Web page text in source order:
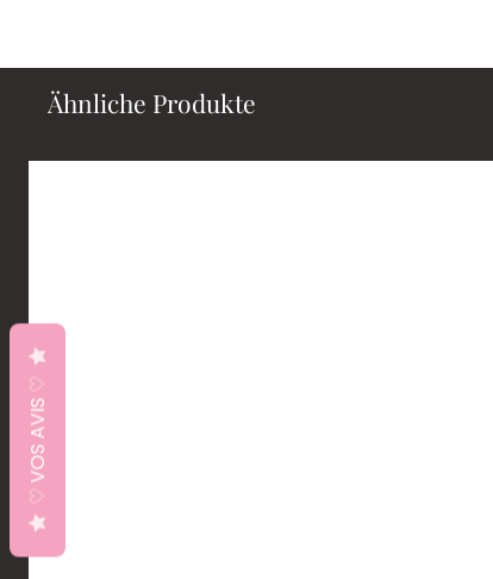
Ähnliche Produkte
♡ VOS AVIS ♡